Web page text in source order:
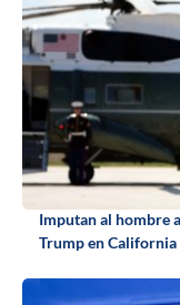
Imputan al hombre
Trump en California